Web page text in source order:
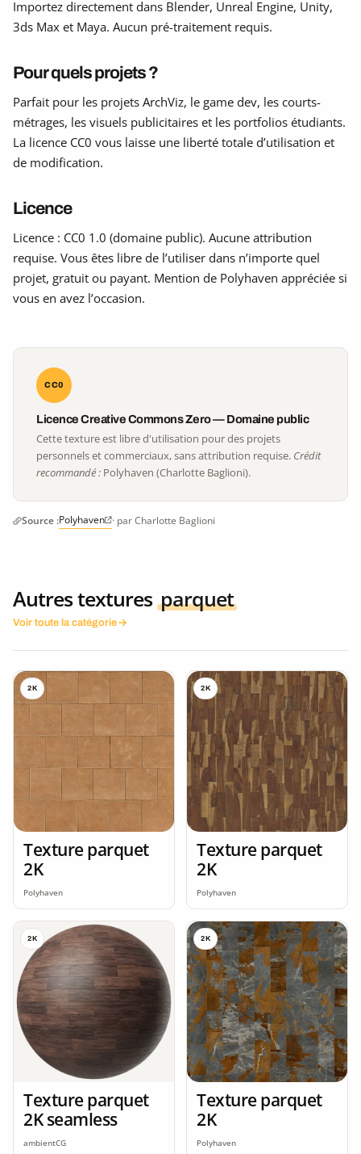
Importez directement dans Blender, Unreal Engine, Unity,
3ds Max et Maya. Aucun pré-traitement requis.
Pour quels projets ?
Parfait pour les projets ArchViz, le game dev, les courts-
métrages, les visuels publicitaires et les portfolios étudiants.
La licence CC0 vous laisse une liberté totale d’utilisation et
de modification.
Licence
Licence : CC0 1.0 (domaine public). Aucune attribution
requise. Vous êtes libre de l’utiliser dans n’importe quel
projet, gratuit ou payant. Mention de Polyhaven appréciée si
vous en avez l’occasion.
CC0
Licence Creative Commons Zero — Domaine public
Cette texture est libre d'utilisation pour des projets
personnels et commerciaux, sans attribution requise. Crédit
recommandé : Polyhaven (Charlotte Baglioni).
Source :Polyhaven · par Charlotte Baglioni
Autres textures parquet
Voir toute la catégorie
2K
Texture parquet
2K
Polyhaven
2K
Texture parquet
2K
Polyhaven
2K
Texture parquet
2K seamless
ambientCG
2K
Texture parquet
2K
Polyhaven